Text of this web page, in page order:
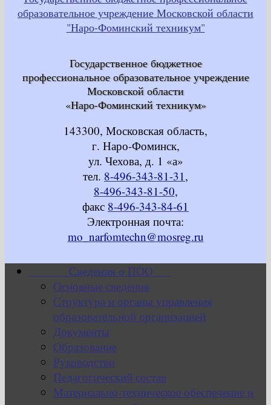
Государственное бюджетное
профессиональное образовательное учреждение
Московской области
«Наро-Фоминский техникум»
143300, Московская область,
г. Наро-Фоминск,
ул. Чехова, д. 1 «а»
тел. 8-496-343-81-31,
8-496-343-81-50,
факс 8-496-343-84-61
Электронная почта:
mo_narfomtechn@mosreg.ru
Сведения о ПОО
Основные сведения
Структура и органы управления
образовательной организацией
Документы
Образование
Руководство
Педагогический состав
Материально-техническое обеспечение и